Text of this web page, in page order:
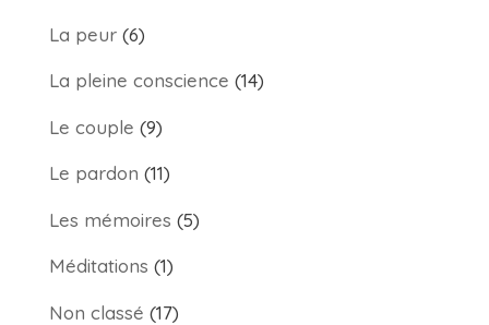
La peur(6)
La pleine conscience (14)
Le couple (9)
Le pardon (11)
Les mémoires (5)
Méditations (1)
Non classé (17)